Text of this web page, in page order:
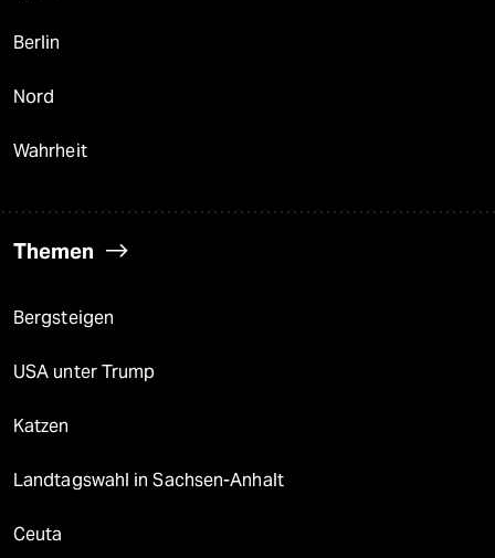
Berlin
Nord
Wahrheit
Themen
Bergsteigen
USA unter Trump
Katzen
Landtagswahl in Sachsen-Anhalt
Ceuta